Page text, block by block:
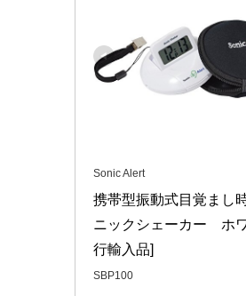
Sonic Alert
携帯型振動式目覚まし
ニックシェーカー　ホ
行輸入品]
SBP100